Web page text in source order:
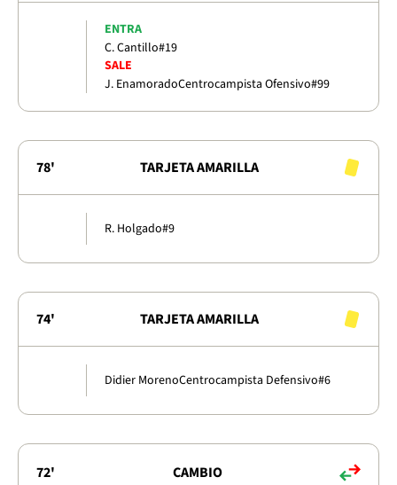
ENTRA
C. Cantillo#19
SALE
J. EnamoradoCentrocampista Ofensivo#99
78' TARJETA AMARILLA
R. Holgado#9
74' TARJETA AMARILLA
Didier MorenoCentrocampista Defensivo#6
72' CAMBIO